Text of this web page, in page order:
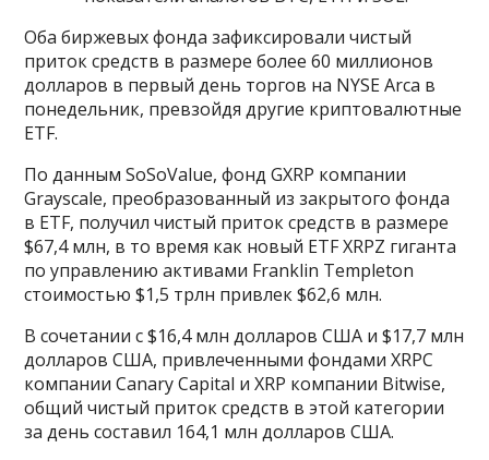
Оба биржевых фонда зафиксировали чистый
приток средств в размере более 60 миллионов
долларов в первый день торгов на NYSE Arca в
понедельник, превзойдя другие криптовалютные
ETF.
По данным SoSoValue, фонд GXRP компании
Grayscale, преобразованный из закрытого фонда
в ETF, получил чистый приток средств в размере
$67,4 млн, в то время как новый ETF XRPZ гиганта
по управлению активами Franklin Templeton
стоимостью $1,5 трлн привлек $62,6 млн.
В сочетании с $16,4 млн долларов США и $17,7 млн
​​долларов США, привлеченными фондами XRPC
компании Canary Capital и XRP компании Bitwise,
общий чистый приток средств в этой категории
за день составил 164,1 млн долларов США.